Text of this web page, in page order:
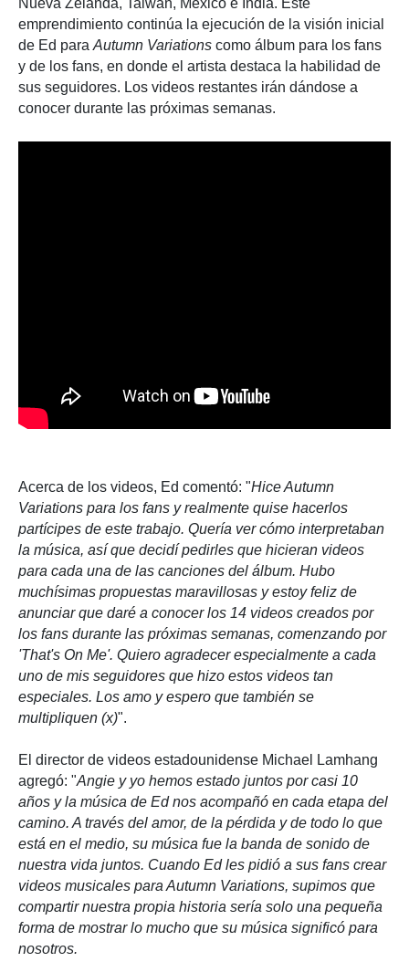
emprendimiento continúa la ejecución de la visión inicial
de Ed para Autumn Variations como álbum para los fans
y de los fans, en donde el artista destaca la habilidad de
sus seguidores. Los videos restantes irán dándose a
conocer durante las próximas semanas.
Acerca de los videos, Ed comentó: "Hice Autumn
Variations para los fans y realmente quise hacerlos
partícipes de este trabajo. Quería ver cómo interpretaban
la música, así que decidí pedirles que hicieran videos
para cada una de las canciones del álbum. Hubo
muchísimas propuestas maravillosas y estoy feliz de
anunciar que daré a conocer los 14 videos creados por
los fans durante las próximas semanas, comenzando por
'That's On Me'. Quiero agradecer especialmente a cada
uno de mis seguidores que hizo estos videos tan
especiales. Los amo y espero que también se
multipliquen (x)".
El director de videos estadounidense Michael Lamhang
agregó: "Angie y yo hemos estado juntos por casi 10
años y la música de Ed nos acompañó en cada etapa del
camino. A través del amor, de la pérdida y de todo lo que
está en el medio, su música fue la banda de sonido de
nuestra vida juntos. Cuando Ed les pidió a sus fans crear
videos musicales para Autumn Variations, supimos que
compartir nuestra propia historia sería solo una pequeña
forma de mostrar lo mucho que su música significó para
nosotros.